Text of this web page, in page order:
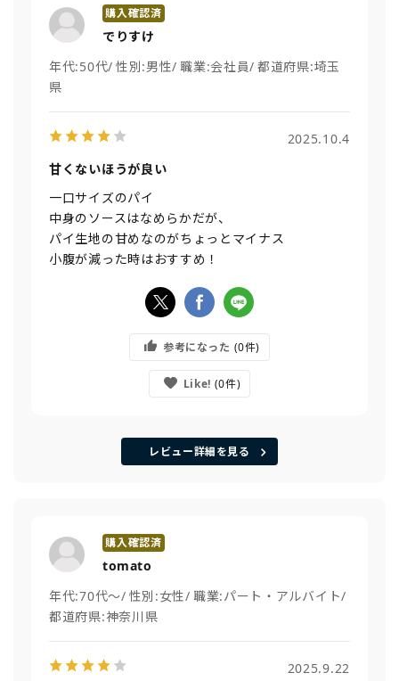
でりすけ
年代:50代 性別:男性 職業:会社員 都道府県:埼玉
県
2025.10.4
甘くないほうが良い
一口サイズのパイ
中身のソースはなめらかだが、
パイ生地の甘めなのがちょっとマイナス
小腹が減った時はおすすめ！
参考になった 0
Like! 0
レビュー詳細を見る
tomato
年代:70代～ 性別:女性 職業:パート・アルバイト
都道府県:神奈川県
2025.9.22